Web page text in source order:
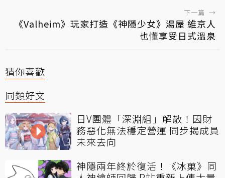
下一篇 →
《Valheim》玩家打造《神隱少女》湯屋 維京人
也懂享受日式溫泉
猜你喜歡
同類好文
日V團體「深淵組」解散！因財
務惡化無法穩定營運 同步揭成員
未來去向
神隱兩年終於復活！《冰菓》同